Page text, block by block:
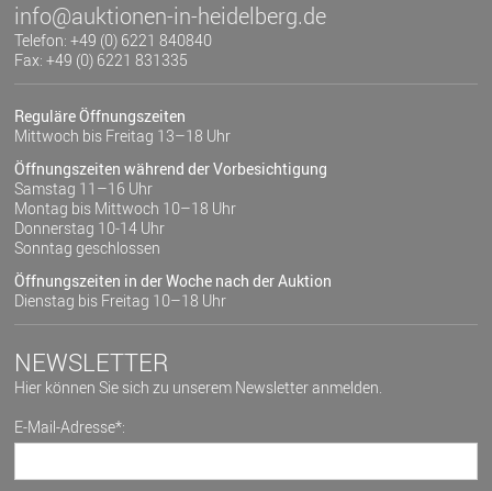
info@auktionen-in-heidelberg.de
Telefon: +49 (0) 6221 840840
Fax: +49 (0) 6221 831335
Reguläre Öffnungszeiten
Mittwoch bis Freitag 13–18 Uhr
Öffnungszeiten während der Vorbesichtigung
Samstag 11–16 Uhr
Montag bis Mittwoch 10–18 Uhr
Donnerstag 10-14 Uhr
Sonntag geschlossen
Öffnungszeiten in der Woche nach der Auktion
Dienstag bis Freitag 10–18 Uhr
NEWSLETTER
Hier können Sie sich zu unserem Newsletter anmelden.
E-Mail-Adresse*: